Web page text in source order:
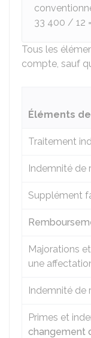
33 400 / 12 =
Tous les
compte, sauf
Éléments
Traitement
Indemnité de
Supplément
Majorations
une
Indemnité de
Primes et
changement